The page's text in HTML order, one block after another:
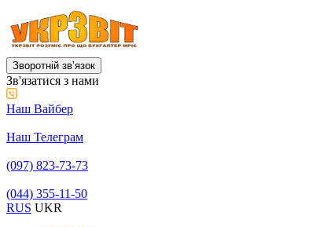
Зворотній звʼязок
Зв'язатися з нами
Наш Вайбер
Наш Телеграм
(097) 823-73-73
(044) 355-11-50
RUS UKR